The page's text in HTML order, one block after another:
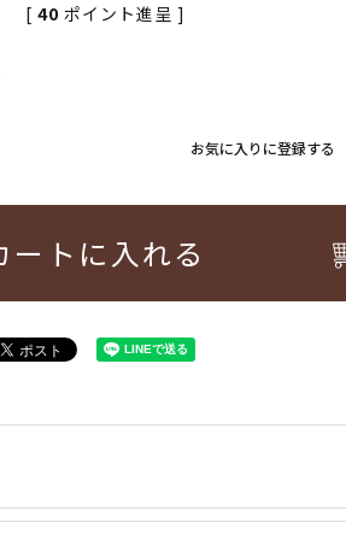
[ 40 ポイント進呈 ]
お気に入りに登録する
ートに入れる